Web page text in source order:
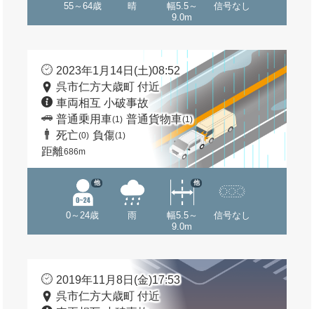
55～64歳 晴
幅5.5～
9.0m
信号なし
2023年1月14日(土)08:52
呉市仁方大歳町 付近
車両相互 小破事故
普通乗用車(1) 普通貨物車(1)
死亡(0) 負傷(1)
距離686m
0～24歳
他
雨
幅5.5～
9.0m
他
信号なし
2019年11月8日(金)17:53
呉市仁方大歳町 付近